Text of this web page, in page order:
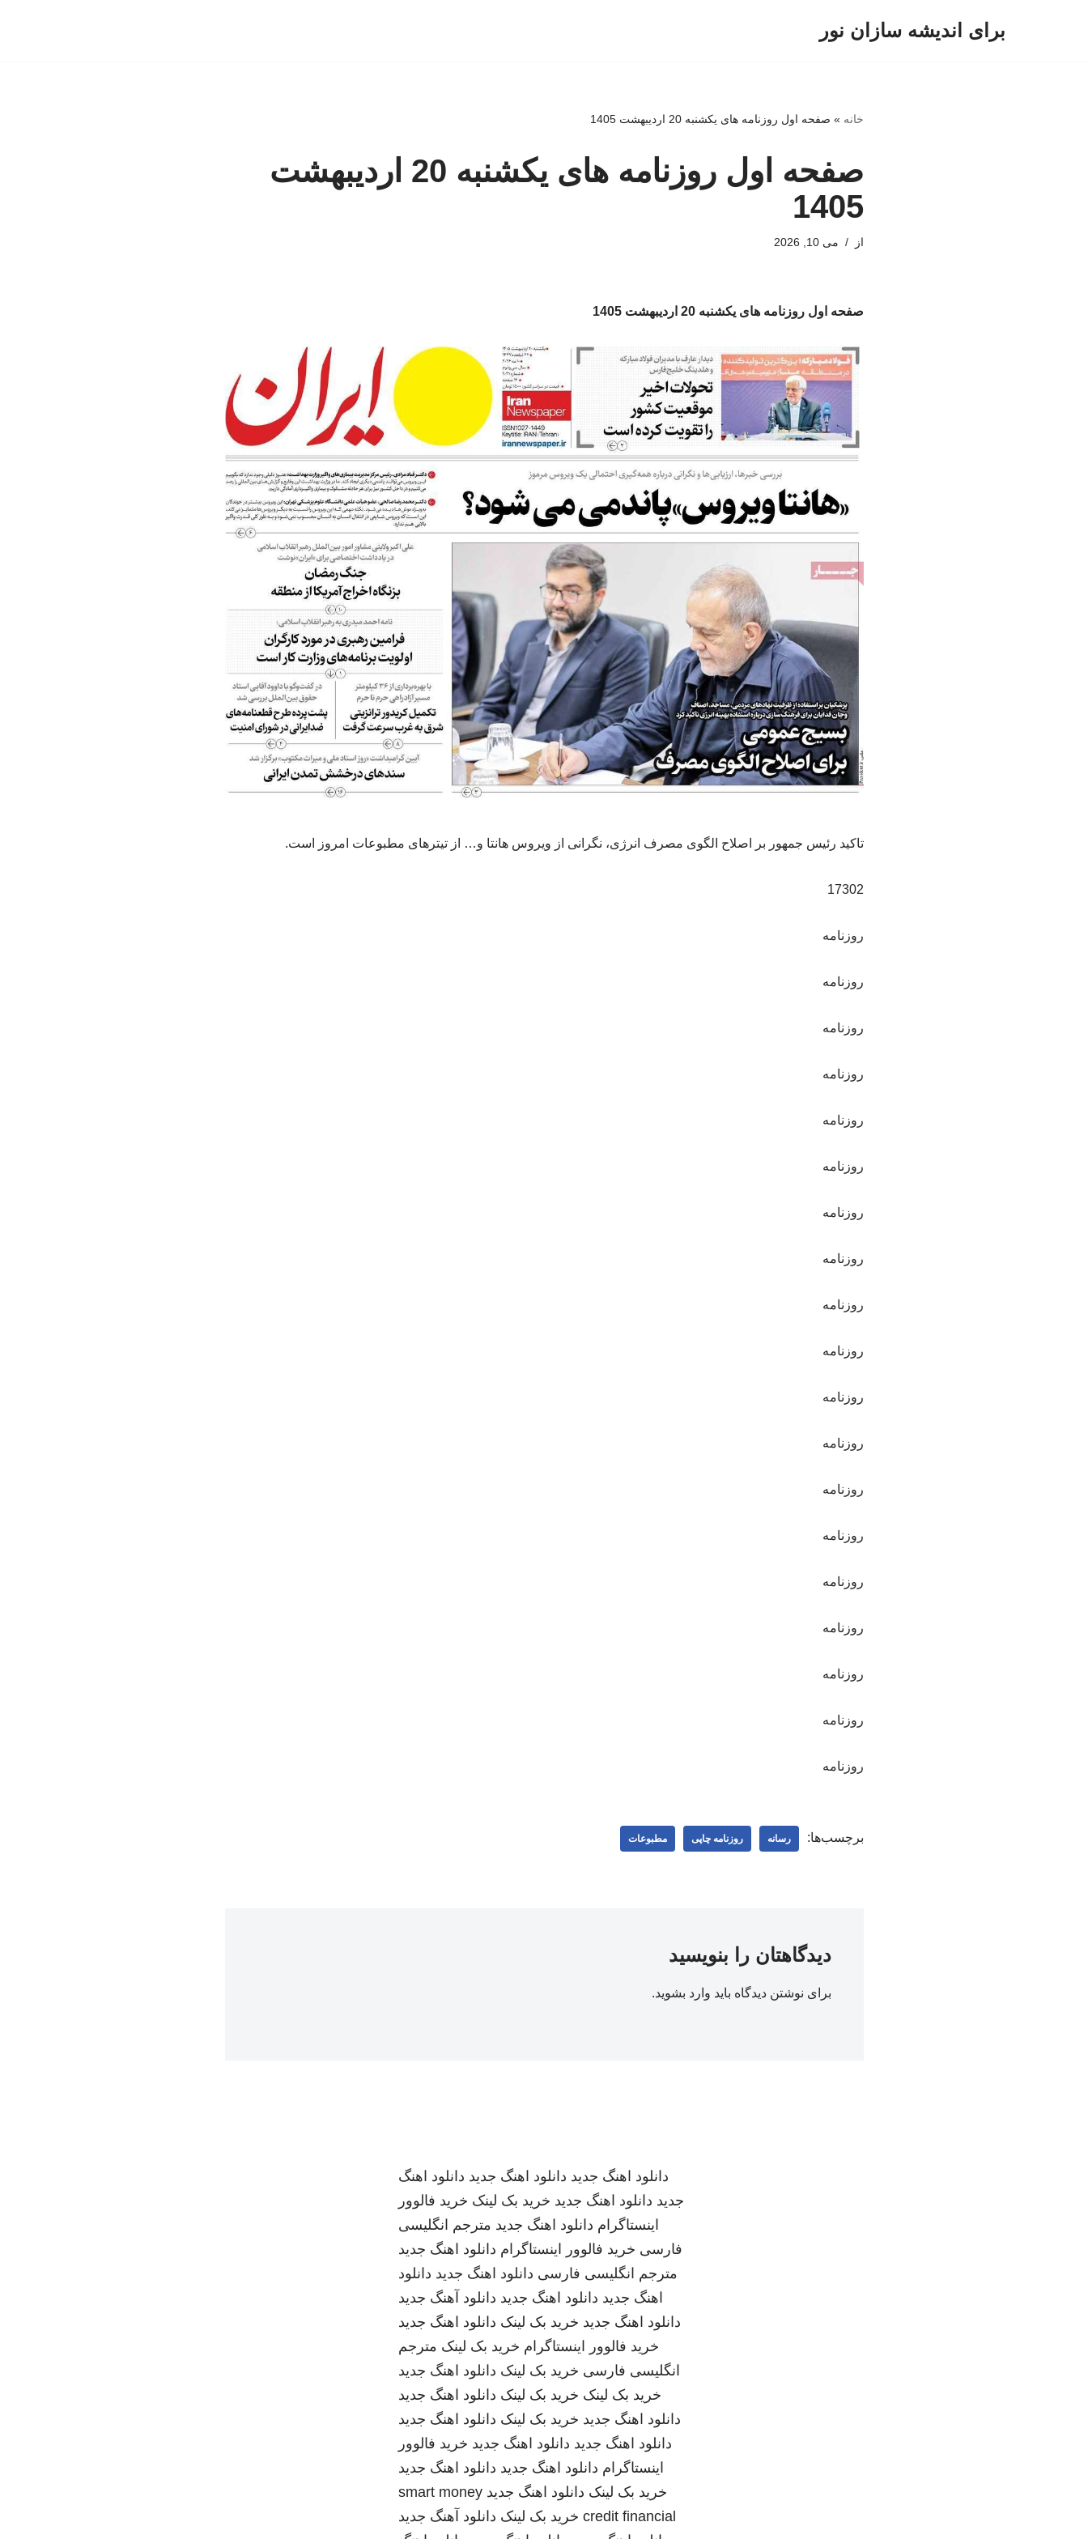
برای اندیشه سازان نور
خانه » صفحه اول روزنامه های یکشنبه 20 اردیبهشت 1405
صفحه اول روزنامه های یکشنبه 20 اردیبهشت
1405
از می 10, 2026
صفحه اول روزنامه های یکشنبه 20 اردیبهشت 1405
تاکید رئیس جمهور بر اصلاح الگوی مصرف انرژی، نگرانی از ویروس هانتا و… از تیترهای مطبوعات امروز است.
17302
روزنامه
روزنامه
روزنامه
روزنامه
روزنامه
روزنامه
روزنامه
روزنامه
روزنامه
روزنامه
روزنامه
روزنامه
روزنامه
روزنامه
روزنامه
روزنامه
روزنامه
روزنامه
روزنامه
برچسب‌ها: رسانه روزنامه چاپی مطبوعات
دیدگاهتان را بنویسید
برای نوشتن دیدگاه باید وارد بشوید.
دانلود اهنگ جدید دانلود اهنگ جدید دانلود اهنگ
جدید دانلود اهنگ جدید خرید بک لینک خرید فالوور
اینستاگرام دانلود اهنگ جدید مترجم انگلیسی
فارسی خرید فالوور اینستاگرام دانلود اهنگ جدید
مترجم انگلیسی فارسی دانلود اهنگ جدید دانلود
اهنگ جدید دانلود اهنگ جدید دانلود آهنگ جدید
دانلود اهنگ جدید خرید بک لینک دانلود اهنگ جدید
خرید فالوور اینستاگرام خرید بک لینک مترجم
انگلیسی فارسی خرید بک لینک دانلود اهنگ جدید
خرید بک لینک خرید بک لینک دانلود اهنگ جدید
دانلود اهنگ جدید خرید بک لینک دانلود اهنگ جدید
دانلود اهنگ جدید دانلود اهنگ جدید خرید فالوور
اینستاگرام دانلود اهنگ جدید دانلود اهنگ جدید
خرید بک لینک دانلود اهنگ جدید smart money
credit financial خرید بک لینک دانلود آهنگ جدید